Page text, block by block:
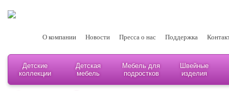
О компании Новости Пресса о нас Поддержка
Детские
коллекции
Детская
мебель
Мебель для
подростков
Швейные
изделия